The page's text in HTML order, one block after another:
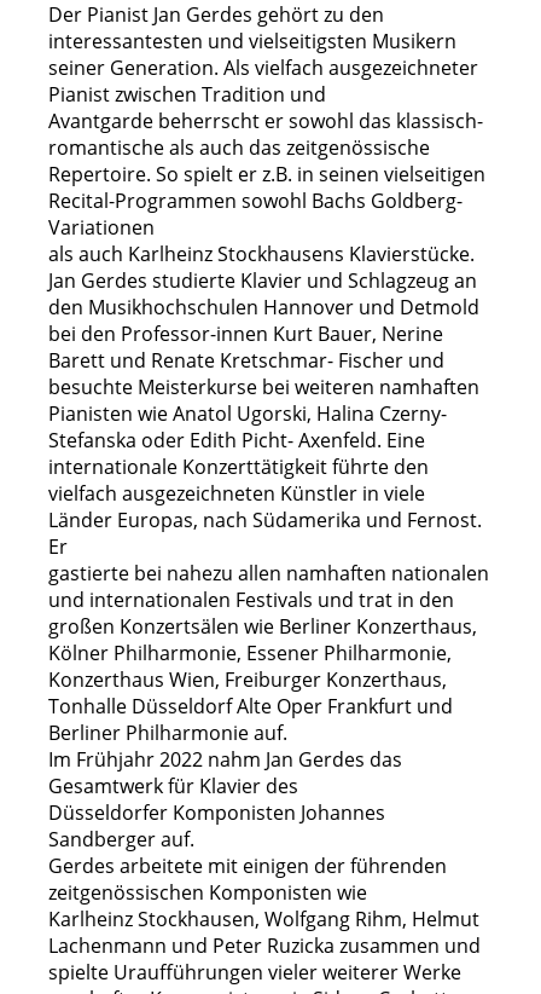
Der Pianist Jan Gerdes gehört zu den
interessantesten und vielseitigsten Musikern
seiner Generation. Als vielfach ausgezeichneter
Pianist zwischen Tradition und
Avantgarde beherrscht er sowohl das klassisch-
romantische als auch das zeitgenössische
Repertoire. So spielt er z.B. in seinen vielseitigen
Recital-Programmen sowohl Bachs Goldberg-
Variationen
als auch Karlheinz Stockhausens Klavierstücke.
Jan Gerdes studierte Klavier und Schlagzeug an
den Musikhochschulen Hannover und Detmold
bei den Professor-innen Kurt Bauer, Nerine
Barett und Renate Kretschmar- Fischer und
besuchte Meisterkurse bei weiteren namhaften
Pianisten wie Anatol Ugorski, Halina Czerny-
Stefanska oder Edith Picht- Axenfeld. Eine
internationale Konzerttätigkeit führte den
vielfach ausgezeichneten Künstler in viele
Länder Europas, nach Südamerika und Fernost.
Er
gastierte bei nahezu allen namhaften nationalen
und internationalen Festivals und trat in den
großen Konzertsälen wie Berliner Konzerthaus,
Kölner Philharmonie, Essener Philharmonie,
Konzerthaus Wien, Freiburger Konzerthaus,
Tonhalle Düsseldorf Alte Oper Frankfurt und
Berliner Philharmonie auf.
Im Frühjahr 2022 nahm Jan Gerdes das
Gesamtwerk für Klavier des
Düsseldorfer Komponisten Johannes
Sandberger auf.
Gerdes arbeitete mit einigen der führenden
zeitgenössischen Komponisten wie
KarlheinzStockhausen, Wolfgang Rihm, Helmut
Lachenmann und Peter Ruzicka zusammen und
spielte Uraufführungen vieler weiterer Werke